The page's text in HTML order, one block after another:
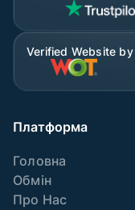
Verified Website
Платформа
Головна
Обмін
Про Нас